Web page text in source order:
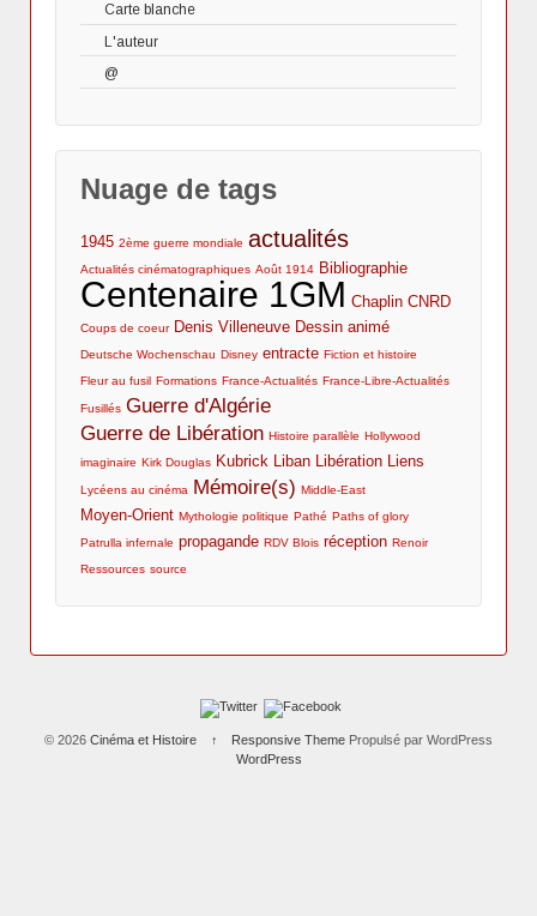
revues
guerre d'Algérie
Lectures
Ouvrages
Lycée
1938 - La Marseillaise... quand un film en cache
Histoire des arts
Où trouver des sources ?
Cinéma et 1GM : ressources et archives
Comment les exploiter ?
Cinéma et 1GM : bibliographie
Carte blanche
L'auteur
@
Nuage de tags
1945 2ème guerre mondiale actualités
Actualités cinématographiques Août 1914 Bibliographie
Centenaire 1GM Chaplin CNRD
Coups de coeur Denis Villeneuve Dessin animé
Deutsche Wochenschau Disney entracte Fiction et histoire
Fleur au fusil Formations France-Actualités France-Libre-Actualités
Fusillés Guerre d'Algérie
Guerre de Libération Histoire parallèle Hollywood
imaginaire Kirk Douglas Kubrick Liban Libération Liens
Lycéens au cinéma Mémoire(s) Middle-East
Moyen-Orient Mythologie politique Pathé Paths of glory
Patrulla infernale propagande RDV Blois réception Renoir
Ressources source
© 2026 Cinéma et Histoire ↑ Responsive ThemePropulsé par WordPress
WordPress